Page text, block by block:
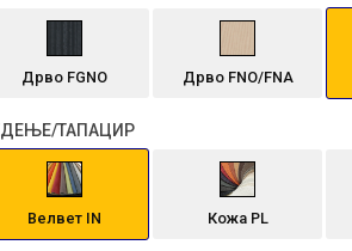
Дрво FGNO Дрво FNO/FNA
ТАПАЦИР
Велвет IN Кожа PL